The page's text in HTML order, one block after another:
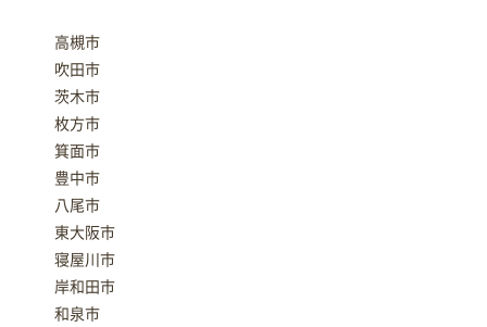
高槻市
吹田市
茨木市
枚方市
箕面市
豊中市
八尾市
東大阪市
寝屋川市
岸和田市
和泉市